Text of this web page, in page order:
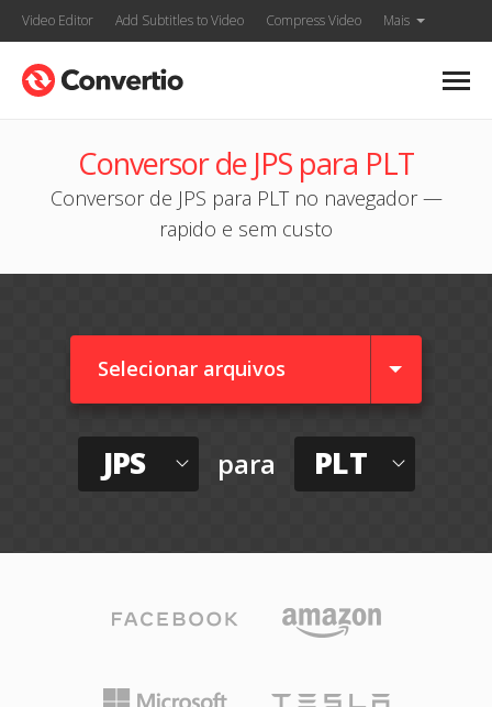
Video Editor Add Subtitles to Video Compress Video Mais
Conversor de JPS para PLT
Conversor de JPS para PLT no navegador —
rapido e sem custo
Selecionar arquivos
JPS para PLT